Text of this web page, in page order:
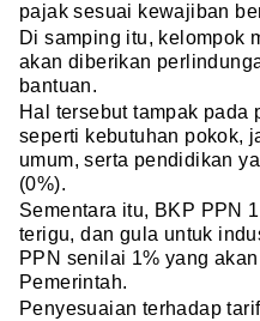
pajak sesuai kewajiban
Di samping itu, kelompok
akan diberikan
bantuan.
Hal tersebut tampak pada
seperti kebutuhan pokok,
umum, serta pendidikan
(0%).
Sementara itu, BKP PPN
terigu, dan gula untuk
PPN senilai 1% yang
Pemerintah.
Penyesuaian terhadap